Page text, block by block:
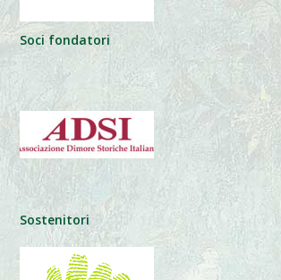
Soci fondatori
Sostenitori